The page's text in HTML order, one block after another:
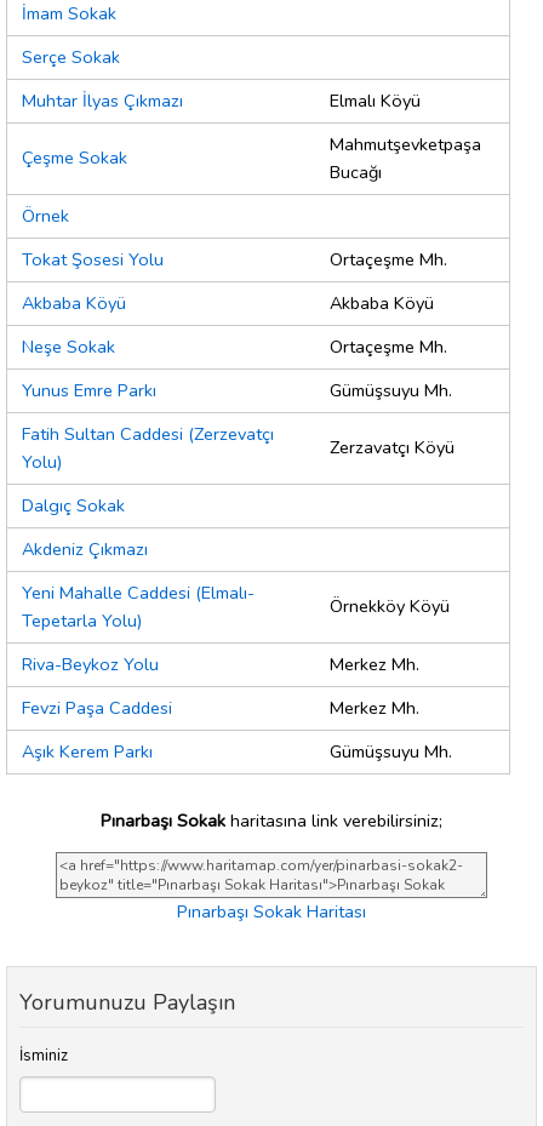
İmam Sokak
Serçe Sokak
Muhtar İlyas Çıkmazı
Elmalı Köyü
Çeşme Sokak
Mahmutşevketpaşa
Bucağı
Örnek
Tokat Şosesi Yolu
Ortaçeşme Mh.
Akbaba Köyü
Akbaba Köyü
Neşe Sokak
Ortaçeşme Mh.
Yunus Emre Parkı
Gümüşsuyu Mh.
Fatih Sultan Caddesi (Zerzevatçı
Yolu)
Zerzavatçı Köyü
Dalgıç Sokak
Akdeniz Çıkmazı
Yeni Mahalle Caddesi (Elmalı-
Tepetarla Yolu)
Örnekköy Köyü
Riva-Beykoz Yolu
Merkez Mh.
Fevzi Paşa Caddesi
Merkez Mh.
Aşık Kerem Parkı
Gümüşsuyu Mh.
Pınarbaşı Sokak haritasına link verebilirsiniz;
Pınarbaşı Sokak Haritası
Yorumunuzu Paylaşın
İsminiz